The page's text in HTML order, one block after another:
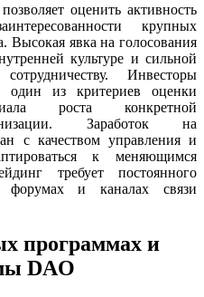
оценить активность
крупных
Высокая явка на голосования
культуре и сильной
Инвесторы
один из критериев оценки
роста конкретной
Заработок на
с качеством управления и
к меняющимся
требует постоянного
форумах и каналах связи
программах и
DAO